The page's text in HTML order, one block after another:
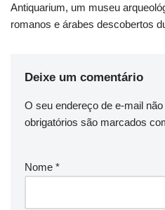
Antiquarium, um museu
romanos e árabes descobertos
Deixe um comentário
O seu endereço de e-mail
obrigatórios são marcados
Nome *